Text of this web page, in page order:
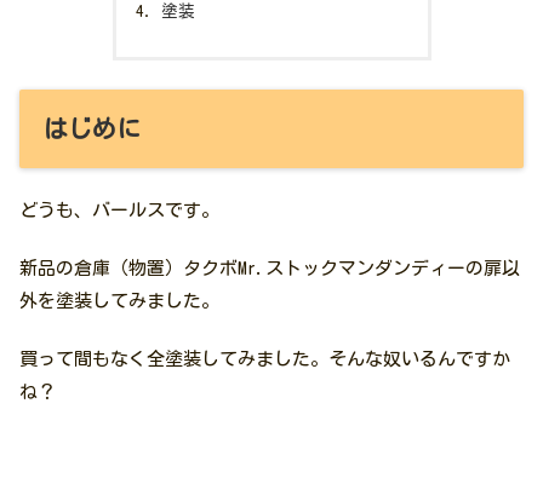
塗装
はじめに
どうも、バールスです。
新品の倉庫（物置）タクボMr.ストックマンダンディーの扉以
外を塗装してみました。
買って間もなく全塗装してみました。そんな奴いるんですか
ね？